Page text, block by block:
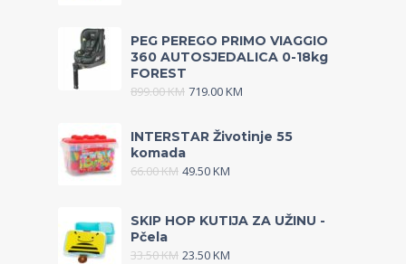
PEG PEREGO PRIMO VIAGGIO
360 AUTOSJEDALICA 0-18kg
FOREST
899.00KM 719.00KM
INTERSTAR Životinje 55
komada
66.00KM 49.50KM
SKIP HOP KUTIJA ZA UŽINU -
Pčela
33.50KM 23.50KM